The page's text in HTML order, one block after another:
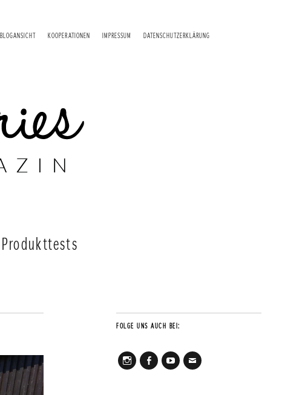
BLOGANSICHT KOOPERATIONEN IMPRESSUM DATENSCHUTZERKLÄRUNG
Produkttests
FOLGE UNS AUCH BEI: